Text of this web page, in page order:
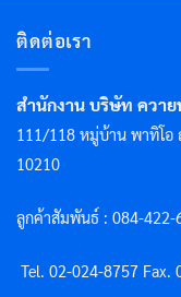
ติดต่อเรา
สำนักงาน บริษัท ควา
111/118 หมู่บ้าน พาทิโอ
10210
ลูกค้าสัมพันธ์ : 084-422-
Tel. 02-024-8757 Fax.